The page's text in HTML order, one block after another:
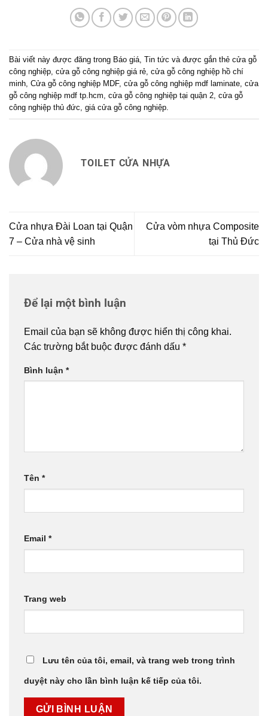
Bài viết này được đăng trong Báo giá, Tin tức và được gắn thẻ cửa gỗ
công nghiệp, cửa gỗ công nghiệp giá rẻ, cửa gỗ công nghiệp hồ chí
minh, Cửa gỗ công nghiệp MDF, cửa gỗ công nghiệp mdf laminate, cửa
gỗ công nghiệp mdf tp.hcm, cửa gỗ công nghiệp tại quận 2, cửa gỗ
công nghiệp thủ đức, giá cửa gỗ công nghiệp.
TOILET CỬA NHỰA
Cửa nhựa Đài Loan tại Quận
7 – Cửa nhà vệ sinh
Cửa vòm nhựa Composite
tại Thủ Đức
Để lại một bình luận
Email của bạn sẽ không được hiển thị công khai.
Các trường bắt buộc được đánh dấu *
Bình luận *
Tên *
Email *
Trang web
Lưu tên của tôi, email, và trang web trong trình
duyệt này cho lần bình luận kế tiếp của tôi.